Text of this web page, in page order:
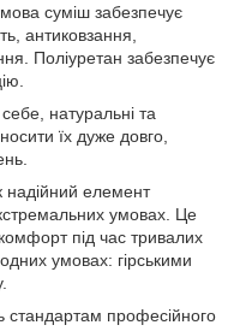
суміш забезпечує
антиковзання,
Поліуретан забезпечує
натуральні та
їх дуже довго,
надійний елемент
умовах. Це
під час тривалих
умовах: гірськими
стандартам професійного